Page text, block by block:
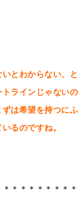
とわからない、と
ラインじゃないの
は希望を持つにふ
るのですね。
＊＊＊＊＊＊＊＊